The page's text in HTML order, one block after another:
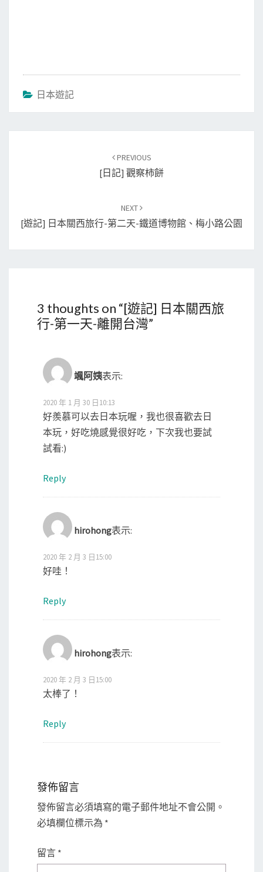
日本遊記
PREVIOUS
[日記] 觀察柿餅
NEXT
[遊記] 日本關西旅行-第二天-鐵道博物館、梅小路公園
3 thoughts on “[遊記] 日本關西旅
行-第一天-離開台灣”
颯阿姨表示:
2020 年 1 月 30 日10:13
好羨慕可以去日本玩喔，我也很喜歡去日
本玩，好吃燒感覺很好吃，下次我也要試
試看:)
Reply
hirohong表示:
2020 年 2 月 3 日15:00
好哇！
Reply
hirohong表示:
2020 年 2 月 3 日15:00
太棒了！
Reply
發佈留言
發佈留言必須填寫的電子郵件地址不會公開。
必填欄位標示為 *
留言 *